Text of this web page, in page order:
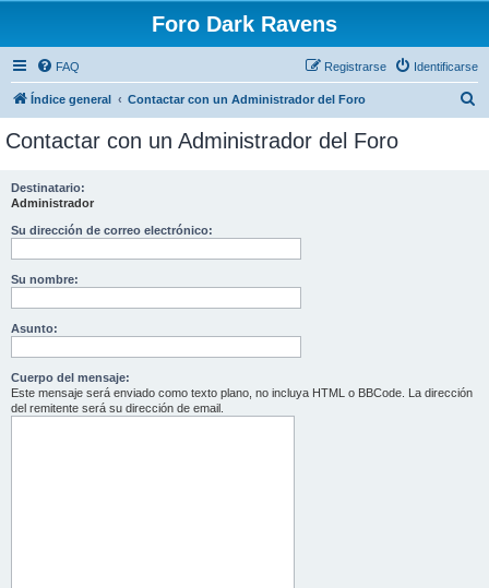
Foro Dark Ravens
FAQ Identificarse
Registrarse
Índice general Contactar con un Administrador del Foro
Contactar con un Administrador del Foro
Destinatario:
Administrador
Su dirección de correo electrónico:
Su nombre:
Asunto:
Cuerpo del mensaje:
Este mensaje será enviado como texto plano, no incluya HTML o BBCode. La dirección
del remitente será su dirección de email.